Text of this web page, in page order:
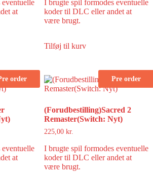
at
I brugte spil formodes eventuelle
koder til DLC eller andet at
være brugt.
Tilføj til kurv
order
at
Pre order
(Forudbestilling)Sacred 2
Remaster(Switch: Nyt)
225,00 kr.
I brugte spil formodes eventuelle
koder til DLC eller andet at
være brugt.